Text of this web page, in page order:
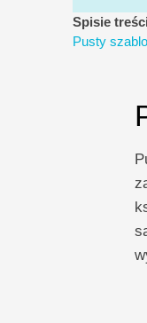
Spisie treści
Pusty